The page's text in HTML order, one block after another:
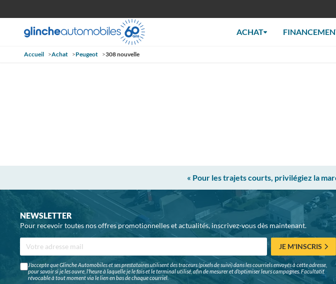
ACHAT
Accueil >Achat >Peugeot >308 nouvelle
« Pour les trajets courts, privilégiez la
NEWSLETTER
Pour recevoir toutes nos offres promotionnelles et actualités, inscrivez-vous dès maintenant.
JE M'INSCRIS
J'accepte que Glinche Automobiles et ses prestataires utilisent des traceurs (pixels de suivi) dans les courriels envoyés à cette adresse,
pour savoir si je les ouvre, l'heure à laquelle je le fais et le terminal utilisé, afin de mesurer et d'optimiser leurs campagnes. Facultatif,
révocable à tout moment via le lien en bas de chaque courriel.